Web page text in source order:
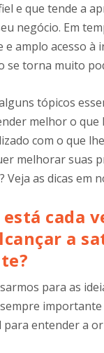
e que tende a
negócio. Em
e amplo acesso à
se torna muito
tópicos
melhor o que
com o que
melhorar suas
Veja as dicas em
cada
a
para as
para entender a